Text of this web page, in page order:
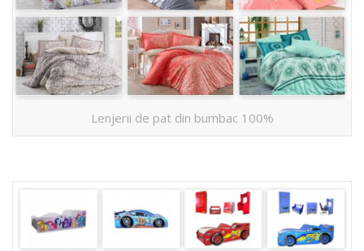
Lenjerii de pat din bumbac 100%